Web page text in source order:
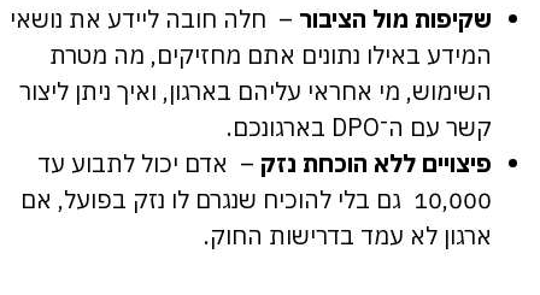
שקיפות מול הציבור – חלה חובה ליידע את נושאי
המידע באילו נתונים אתם מחזיקים, מה מטרת
השימוש, מי אחראי עליהם בארגון, ואיך ניתן ליצור
קשר עם ה־DPO בארגונכם.
פיצויים ללא הוכחת נזק – אדם יכול לתבוע עד
10,000 ₪ גם בלי להוכיח שנגרם לו נזק בפועל, אם
ארגון לא עמד בדרישות החוק.